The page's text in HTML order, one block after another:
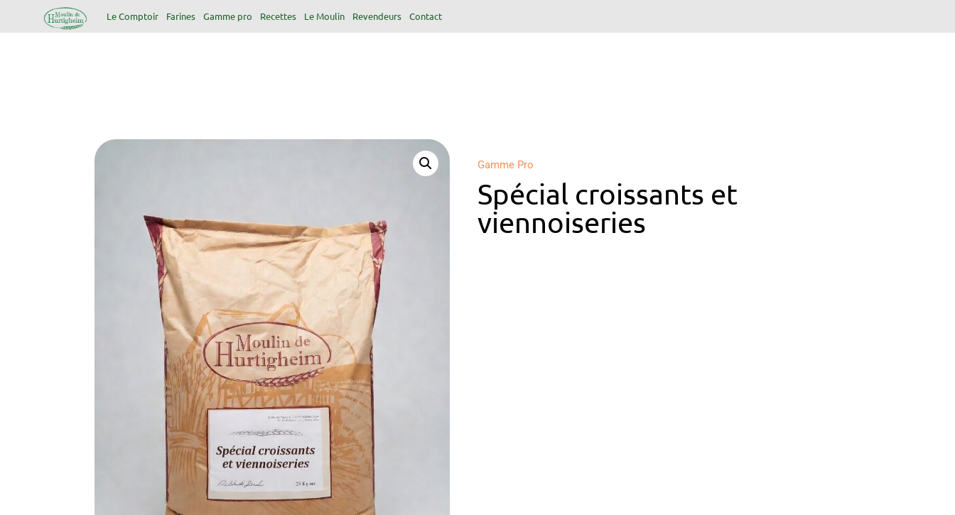
Le Comptoir Farines Gamme pro Recettes Le Moulin Revendeurs Contact
Gamme Pro
Spécial croissants et
viennoiseries